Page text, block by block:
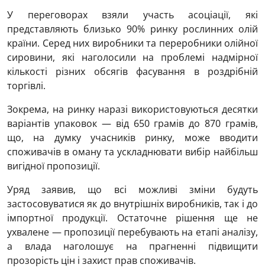
У переговорах взяли участь асоціації, які
представляють близько 90% ринку рослинних олій
країни. Серед них виробники та переробники олійної
сировини, які наголосили на проблемі надмірної
кількості різних обсягів фасування в роздрібній
торгівлі.
Зокрема, на ринку наразі використовуються десятки
варіантів упаковок — від 650 грамів до 870 грамів,
що, на думку учасників ринку, може вводити
споживачів в оману та ускладнювати вибір найбільш
вигідної пропозиції.
Уряд заявив, що всі можливі зміни будуть
застосовуватися як до внутрішніх виробників, так і до
імпортної продукції. Остаточне рішення ще не
ухвалене — пропозиції перебувають на етапі аналізу,
а влада наголошує на прагненні підвищити
прозорість цін і захист прав споживачів.